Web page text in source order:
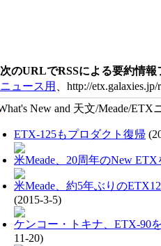
次のURLでRSSによる要約情
ニュース用
、http://etx.galaxies.jp/
ETX-125もプロダクト復帰
米Meade、20周年のNew
米Meade、約5年ぶりの
(2015-3-5)
ケンコー・トキナ、ETX-90
11-20)